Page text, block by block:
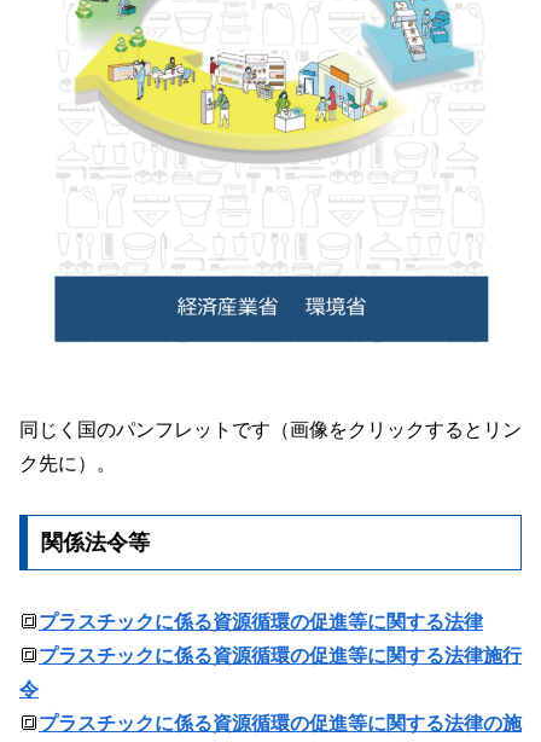
同じく国のパンフレットです（画像をクリックするとリン
ク先に）。
関係法令等
🔳プラスチックに係る資源循環の促進等に関する法律
🔳プラスチックに係る資源循環の促進等に関する法律施行
令
🔳プラスチックに係る資源循環の促進等に関する法律の施